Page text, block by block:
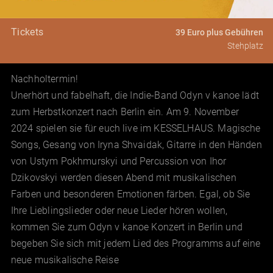
Tickets
39 Euro plus Gebühren
Stehplatz
Nachholtermin!
Unerhört und fabelhaft, die Indie-Band Odyn v kanoe lädt
zum Herbstkonzert nach Berlin ein. Am 9. November
2024 spielen sie für euch live im KESSELHAUS. Magische
Songs, Gesang von Iryna Shvaidak, Gitarre in den Händen
von Ustym Pokhmurskyi und Percussion von Ihor
Dzikovskyi werden diesen Abend mit musikalischen
Farben und besonderen Emotionen färben. Egal, ob Sie
Ihre Lieblingslieder oder neue Lieder hören wollen,
kommen Sie zum Odyn v kanoe Konzert in Berlin und
begeben Sie sich mit jedem Lied des Programms auf eine
neue musikalische Reise